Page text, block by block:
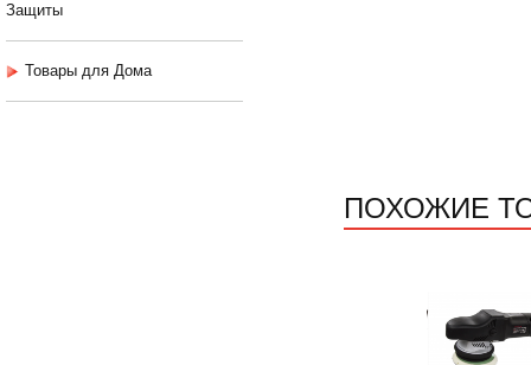
Защиты
Товары для Дома
ПОХОЖИЕ